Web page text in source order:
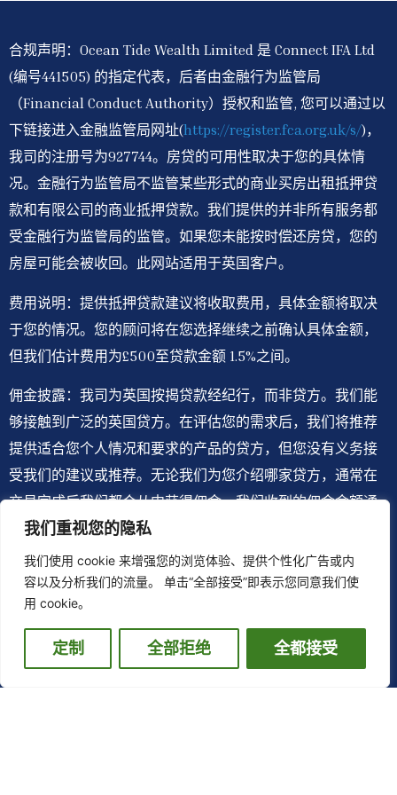
我们重视您的隐私
我们使用 cookie 来增强您的浏览体验、提供个性化广告或内
容以及分析我们的流量。 单击“全部接受”即表示您同意我们使
用 cookie。
定制 全部拒绝 全都接受
合规声明：Ocean Tide Wealth Limited 是 Connect IFA Ltd
(编号441505) 的指定代表，后者由金融行为监管局
（Financial Conduct Authority）授权和监管, 您可以通过以
下链接进入金融监管局网址(https://register.fca.org.uk/s/)，
我司的注册号为927744。房贷的可用性取决于您的具体情
况。金融行为监管局不监管某些形式的商业买房出租抵押贷
款和有限公司的商业抵押贷款。我们提供的并非所有服务都
受金融行为监管局的监管。如果您未能按时偿还房贷，您的
房屋可能会被收回。此网站适用于英国客户。
费用说明：提供抵押贷款建议将收取费用，具体金额将取决
于您的情况。您的顾问将在您选择继续之前确认具体金额，
但我们估计费用为£500至贷款金额 1.5%之间。
佣金披露：我司为英国按揭贷款经纪行，而非贷方。我们能
够接触到广泛的英国贷方。在评估您的需求后，我们将推荐
提供适合您个人情况和要求的产品的贷方，但您没有义务接
受我们的建议或推荐。无论我们为您介绍哪家贷方，通常在
交易完成后我们都会从中获得佣金。我们收到的佣金金额通
常为您从贷方借款金额的固定百分比。根据贷款机构和产品
的不同，我们收到的佣金金额可能会有所不同。然而，根据
监管要求，我们的建议不应收贷方佣金影响，应公平平等对
待每一位客户。
联系我们：020 3869 1861||020 3869 1875
info.oceantide@gmail.com